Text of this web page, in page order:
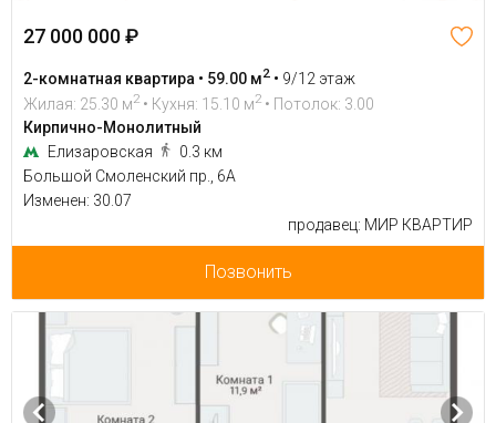
27 000 000 ₽
2-комнатная квартира • 59.00 м2 • 9/12 этаж
Жилая: 25.30 м2 • Кухня: 15.10 м2 • Потолок: 3.00
Кирпично-Монолитный
Елизаровская
0.3 км
Большой Смоленский пр., 6А
Изменен: 30.07
продавец: МИР КВАРТИР
Позвонить